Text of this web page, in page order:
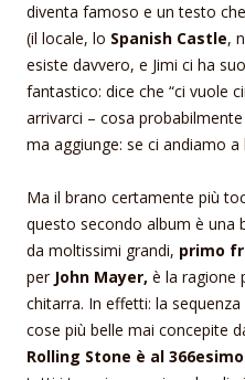
diventa famoso e un testo
(il locale, lo Spanish Castle,
esiste davvero, e Jimi ci ha
fantastico: dice che “ci vuole
arrivarci – cosa
ma aggiunge: se ci andiamo
Ma il brano certamente più
questo secondo album è una
da moltissimi grandi, primo
per John Mayer, è la ragione
chitarra. In effetti: la
cose più belle mai concepite
Rolling Stone è al